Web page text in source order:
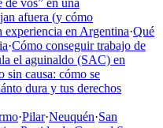
afuera (y cómo
experiencia en Argentina·Qué
·Cómo conseguir trabajo de
el aguinaldo (SAC) en
sin causa: cómo se
dura y tus derechos
·Pilar·Neuquén·San